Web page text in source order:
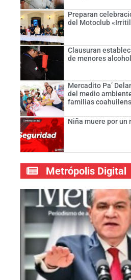
Preparan
del Motoclub
Clausuran
de menores
Mercadito Pa’
del medio
familias
Niña muere por un
Metrópolis Digital